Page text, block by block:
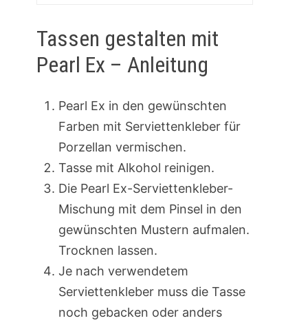
Tassen gestalten mit
Pearl Ex – Anleitung
Pearl Ex in den gewünschten
Farben mit Serviettenkleber für
Porzellan vermischen.
Tasse mit Alkohol reinigen.
Die Pearl Ex-Serviettenkleber-
Mischung mit dem Pinsel in den
gewünschten Mustern aufmalen.
Trocknen lassen.
Je nach verwendetem
Serviettenkleber muss die Tasse
noch gebacken oder anders